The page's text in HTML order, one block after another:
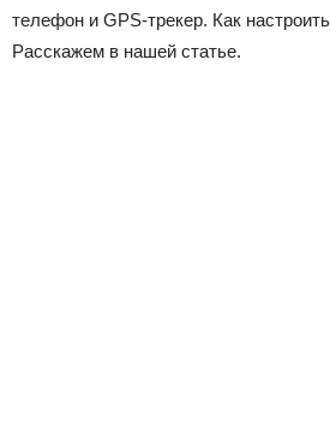
телефон и GPS-трекер. Как
Расскажем в нашей статье.